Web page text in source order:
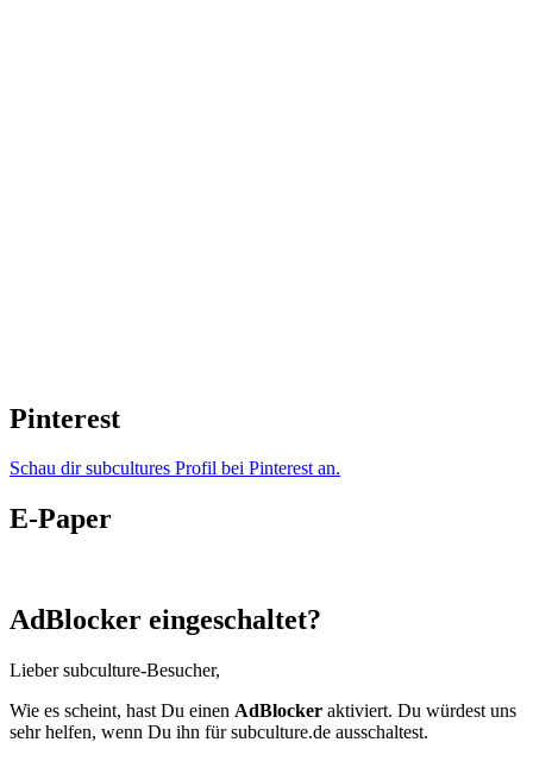
Pinterest
Schau dir subcultures Profil bei Pinterest an.
E-Paper
AdBlocker eingeschaltet?
Lieber subculture-Besucher,
Wie es scheint, hast Du einen AdBlocker aktiviert. Du würdest uns
sehr helfen, wenn Du ihn für subculture.de ausschaltest.